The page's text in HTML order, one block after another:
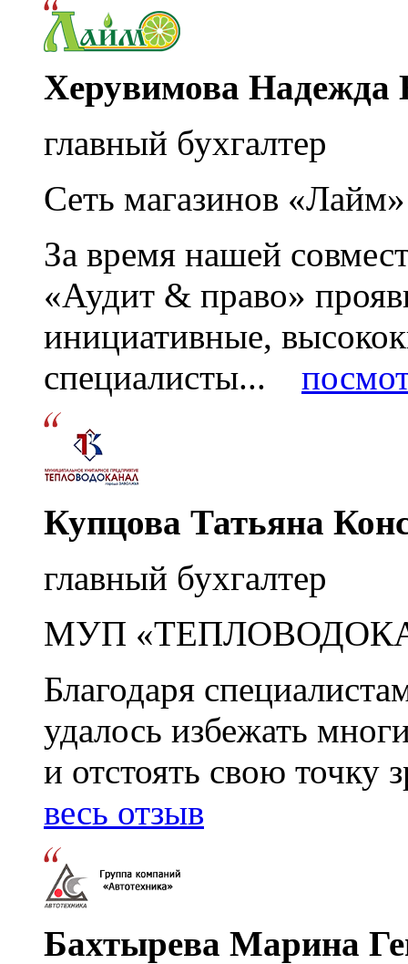
Херувимова Надежда
главный бухгалтер
Сеть магазинов «Лайм»
За время нашей
«Аудит & право»
инициативные,
специалисты...
Купцова Татьяна
главный бухгалтер
МУП
Благодаря
удалось избежать
и отстоять свою
весь отзыв
Бахтырева Марина